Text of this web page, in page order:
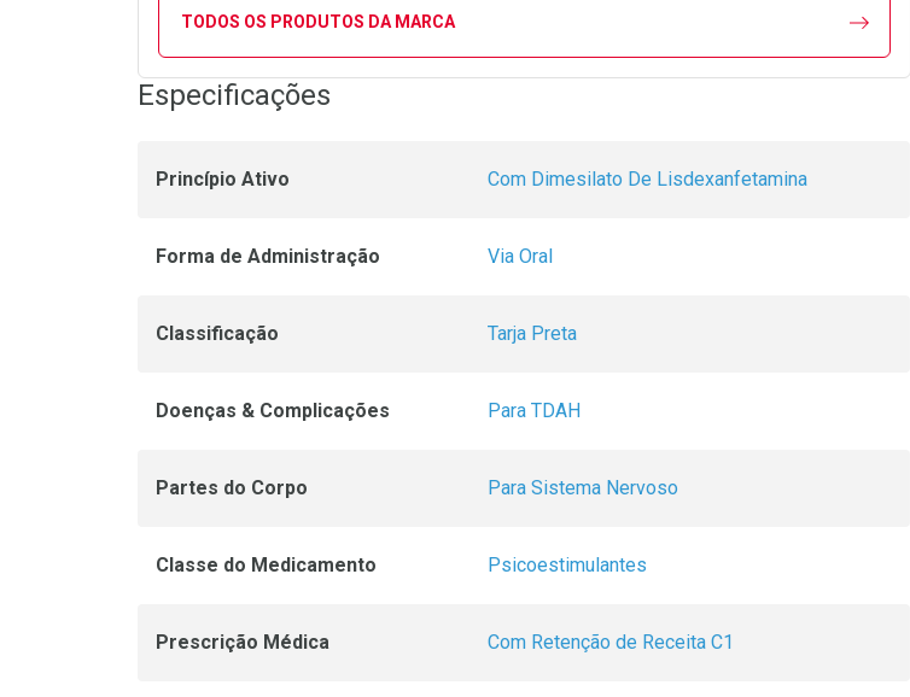
TODOS OS PRODUTOS DA MARCA
Especificações
Princípio Ativo Com Dimesilato De Lisdexanfetamina
Forma de Administração Via Oral
Classificação Tarja Preta
Doenças & Complicações Para TDAH
Partes do Corpo Para Sistema Nervoso
Classe do Medicamento Psicoestimulantes
Prescrição Médica Com Retenção de Receita C1